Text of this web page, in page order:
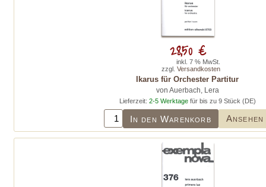
Ikarus für Orchester Partitur
von Auerbach, Lera
Lieferzeit: 2-5 Werktagefür bis zu 9 Stück (DE)
In den Warenkorb Ansehen
28,50 €
inkl. 7 % MwSt.
zzgl. Versandkosten